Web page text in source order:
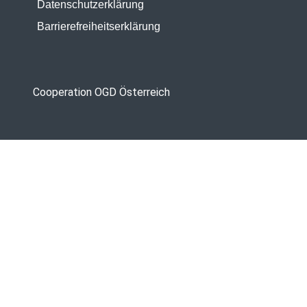
Datenschutzerklärung
Barrierefreiheitserklärung
Cooperation OGD Österreich